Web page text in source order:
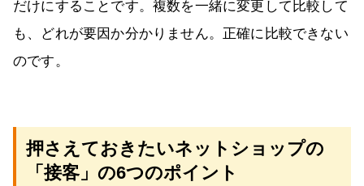
だけにすることです。複数を一緒に変更して比較して
も、どれが要因か分かりません。正確に比較できない
のです。
押さえておきたいネットショップの
「接客」の6つのポイント